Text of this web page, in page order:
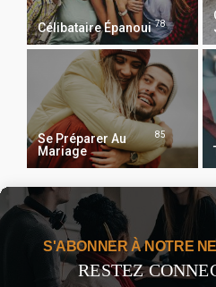
Célibataire Épanoui 78
Se Préparer Au
Mariage
85
Recevoir Notre Newsletter
The real voyage of discovery
S'ABONNER À NOTRE
RESTEZ